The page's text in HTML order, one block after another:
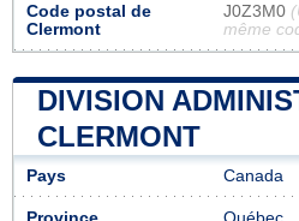
Code postal de
Clermont
J0Z3M0
même
DIVISION
CLERMONT
Pays Canada